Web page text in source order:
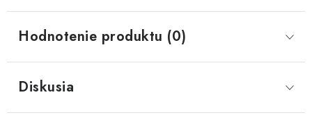
Hodnotenie produktu (0)
Diskusia